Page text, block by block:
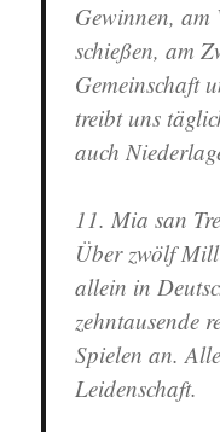
Gewinnen, am
schießen, am
Gemeinschaft
treibt uns
auch
11. Mia san
Über zwölf
allein in
zehntausende
Spielen an.
Leidenschaft.